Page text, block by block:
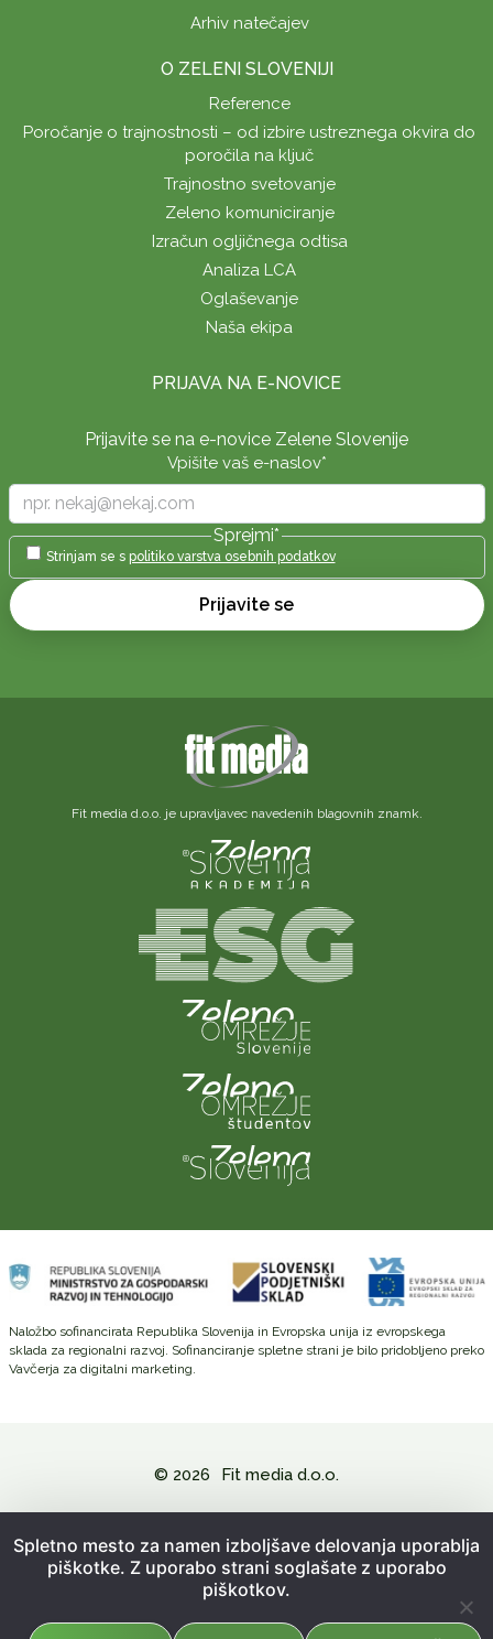
Arhiv natečajev
O ZELENI SLOVENIJI
Reference
Poročanje o trajnostnosti – od izbire ustreznega okvira do
poročila na ključ
Trajnostno svetovanje
Zeleno komuniciranje
Izračun ogljičnega odtisa
Analiza LCA
Oglaševanje
Naša ekipa
PRIJAVA NA E-NOVICE
Prijavite se na e-novice Zelene Slovenije
Vpišite vaš e-naslov*
Sprejmi*
Strinjam se s politiko varstva osebnih podatkov
Prijavite se
Fit media d.o.o. je upravljavec navedenih blagovnih znamk.
Naložbo sofinancirata Republika Slovenija in Evropska unija iz evropskega
sklada za regionalni razvoj. Sofinanciranje spletne strani je bilo pridobljeno preko
Vavčerja za digitalni marketing.
© 2026 Fit media d.o.o.
Splošni pogoji poslovanja
Spletno mesto za namen izboljšave delovanja uporablja
piškotke. Z uporabo strani soglašate z uporabo
piškotkov.